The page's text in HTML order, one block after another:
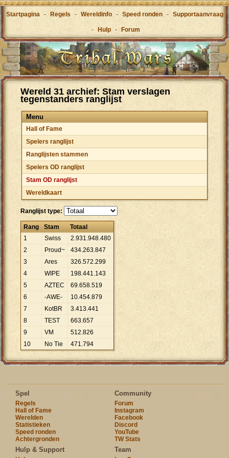
Startpagina - Regels - Wereldinfo - Speed ronden - Supportaanvraag
- Hulp - Forum
Wereld 31 archief: Stam verslagen
tegenstanders ranglijst
Menu
Hall of Fame
Spelers ranglijst
Ranglijsten stammen
Spelers OD ranglijst
Stam OD ranglijst
Wereldkaart
Ranglijst type:
Rang Stam
Totaal
1
Swiss 2.931.948.480
2
Proud~ 434.263.847
3
Ares 326.572.299
4
WIPE 198.441.143
5
AZTEC 69.658.519
6
-AWE- 10.454.879
7
KotBR 3.413.441
8
TEST 663.657
9
VM 512.826
10
No Tie 471.794
Spel
Regels
Hall of Fame
Werelden
Statistieken
Speed ronden
Achtergronden
Community
Forum
Instagram
Facebook
Discord
YouTube
TW Stats
Hulp & Support Team